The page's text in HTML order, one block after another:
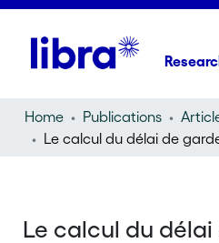
Home Publications
Le calcul du délai de
Le calcul du